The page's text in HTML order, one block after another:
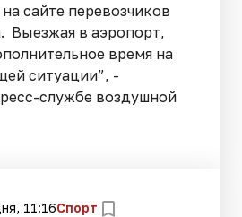
сайте перевозчиков
Выезжая в аэропорт,
время на
ситуации”, -
службе воздушной
11:16Спорт